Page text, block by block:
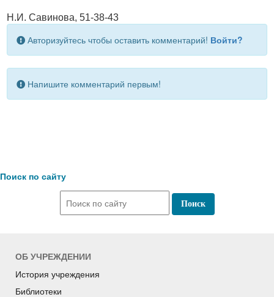
Н.И. Савинова, 51-38-43
Авторизуйтесь чтобы оставить комментарий! Войти?
Напишите комментарий первым!
Поиск по сайту
ОБ УЧРЕЖДЕНИИ
История учреждения
Библиотеки